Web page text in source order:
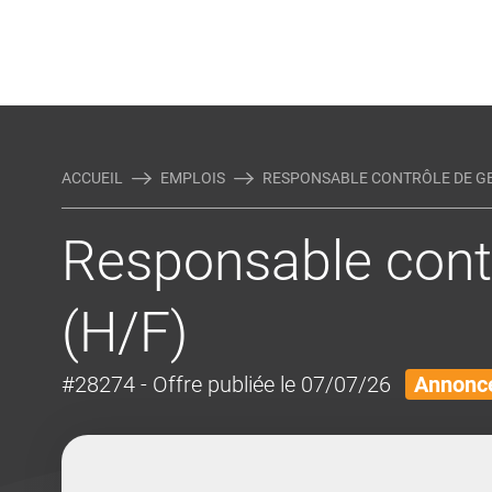
ACCUEIL EMPLOIS RESPONSABLE CONTRÔLE DE
Responsable
(H/F)
#28274 - Offre publiée le 07/07/26